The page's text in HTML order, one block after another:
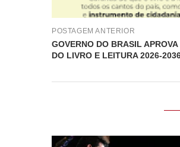
POSTAGEM ANTERIOR
GOVERNO DO BRASIL
DO LIVRO E LEITURA 2026-